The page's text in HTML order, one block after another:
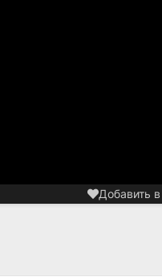
Добавить